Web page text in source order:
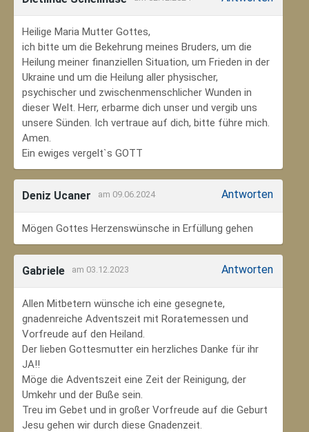
Heilige Maria Mutter Gottes,
ich bitte um die Bekehrung meines Bruders, um die
Heilung meiner finanziellen Situation, um Frieden in der
Ukraine und um die Heilung aller physischer,
psychischer und zwischenmenschlicher Wunden in
dieser Welt. Herr, erbarme dich unser und vergib uns
unsere Sünden. Ich vertraue auf dich, bitte führe mich.
Amen.
Ein ewiges vergelt`s GOTT
Deniz Ucaner am 09.06.2024 Antworten
Mögen Gottes Herzenswünsche in Erfüllung gehen
Gabriele am 03.12.2023 Antworten
Allen Mitbetern wünsche ich eine gesegnete,
gnadenreiche Adventszeit mit Roratemessen und
Vorfreude auf den Heiland.
Der lieben Gottesmutter ein herzliches Danke für ihr
JA!!
Möge die Adventszeit eine Zeit der Reinigung, der
Umkehr und der Buße sein.
Treu im Gebet und in großer Vorfreude auf die Geburt
Jesu gehen wir durch diese Gnadenzeit.